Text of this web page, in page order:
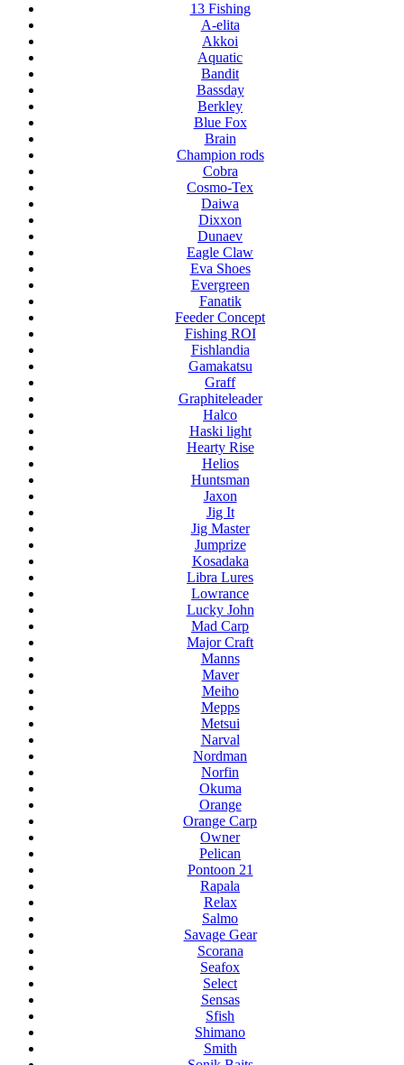
13 Fishing
A-elita
Akkoi
Aquatic
Bandit
Bassday
Berkley
Blue Fox
Brain
Champion rods
Cobra
Cosmo-Tex
Daiwa
Dixxon
Dunaev
Eagle Claw
Eva Shoes
Evergreen
Fanatik
Feeder Concept
Fishing ROI
Fishlandia
Gamakatsu
Graff
Graphiteleader
Halco
Haski light
Hearty Rise
Helios
Huntsman
Jaxon
Jig It
Jig Master
Jumprize
Kosadaka
Libra Lures
Lowrance
Lucky John
Mad Carp
Major Craft
Manns
Maver
Meiho
Mepps
Metsui
Narval
Nordman
Norfin
Okuma
Orange
Orange Carp
Owner
Pelican
Pontoon 21
Rapala
Relax
Salmo
Savage Gear
Scorana
Seafox
Select
Sensas
Sfish
Shimano
Smith